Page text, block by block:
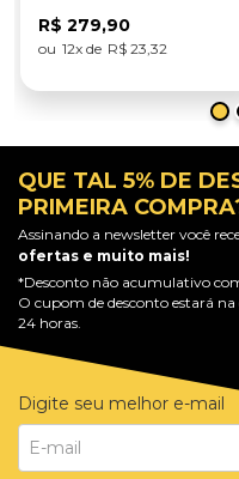
R$ 279,90
12 R$ 23 32
QUE TAL 5% DE
PRIMEIRA
Assinando a newsletter você
ofertas e muito mais!
*Desconto não acumulativo
O cupom de desconto estará
24 horas.
Digite seu melhor e-mail